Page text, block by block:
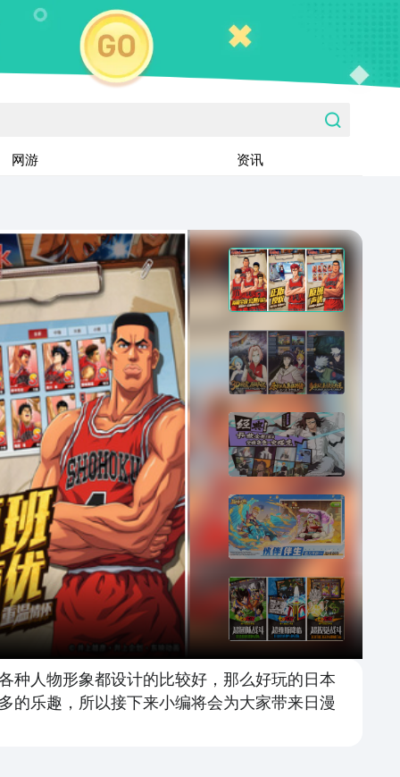
网游 资讯
种人物形象都设计的比较好，那么好玩的日本
的乐趣，所以接下来小编将会为大家带来日漫